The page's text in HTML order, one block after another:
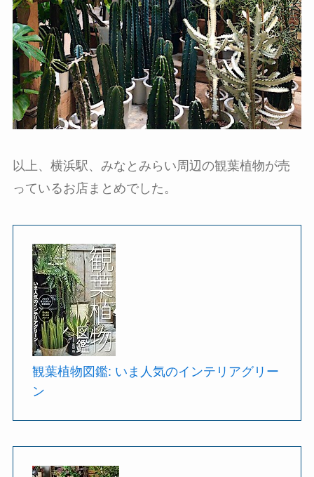
以上、横浜駅、みなとみらい周辺の観葉植物が売
っているお店まとめでした。
観葉植物図鑑: いま人気のインテリアグリー
ン